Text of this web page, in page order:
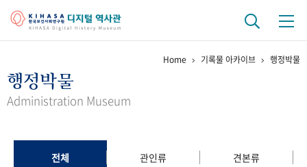
걸어온 길 기관 변천사
정책과 연구 키워드로 보는 연구 역사
연구자들
Home 기록물 아카이브 행정박물
행정박물
Administration Museum
전체 관인류 견본류